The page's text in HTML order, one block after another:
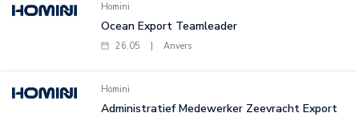
Homini
Ocean Export Teamleader
26.05 Anvers
Homini
Administratief Medewerker Zeevracht Export